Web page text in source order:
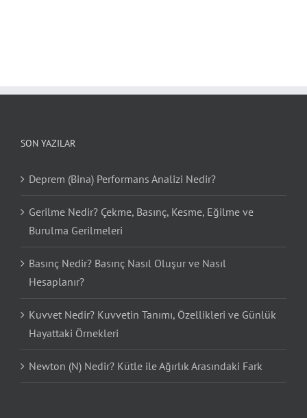
SON YAZILAR
Deprem (Bina) Performans Analizi Nedir?
Gerilme Nedir? Çekme, Basınç, Kesme, Eğilme ve
Burulma Gerilmeleri
Basınç Nedir? Basınç Nasıl Oluşur ve Nasıl
Hesaplanır?
Kuvvet Nedir? Kuvvetin Tanımı, Özellikleri ve Günlük
Hayattaki Örnekleri
Newton (N) Nedir? Kütle ile Ağırlık Arasındaki Fark